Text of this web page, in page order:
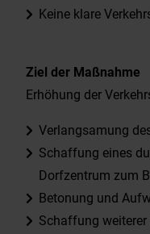
Energie-
Fundtiere
Keine klare
Ziel der Maßnahme
Erhöhung der
Verlangsamung
Schaffung eines
Dorfzentrum zum
Betonung und
Schaffung